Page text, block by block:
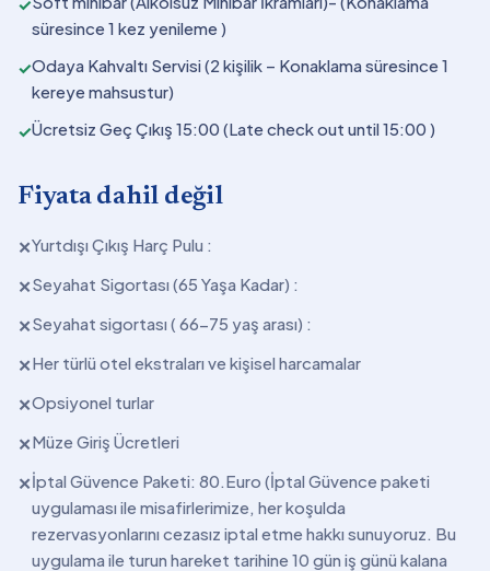
süresince 1 kez yenileme )
✓Odaya Kahvaltı Servisi (2 kişilik – Konaklama süresince 1
kereye mahsustur)
✓Ücretsiz Geç Çıkış 15:00 (Late check out until 15:00 )
Fiyata dahil değil
✕Yurtdışı Çıkış Harç Pulu :
✕Seyahat Sigortası (65 Yaşa Kadar) :
✕Seyahat sigortası ( 66-75 yaş arası) :
✕Her türlü otel ekstraları ve kişisel harcamalar
✕Opsiyonel turlar
✕Müze Giriş Ücretleri
✕İptal Güvence Paketi: 80.Euro (İptal Güvence paketi
uygulaması ile misafirlerimize, her koşulda
rezervasyonlarını cezasız iptal etme hakkı sunuyoruz. Bu
uygulama ile turun hareket tarihine 10 gün iş günü kalana